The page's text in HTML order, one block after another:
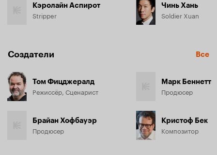
Кэролайн Аспирот
Stripper
Чинь Хань
Soldier Xuan
Создатели Все
Том Фицджералд
Режиссёр, Сценарист
Брайан Хофбауэр
Продюсер
Марк Беннетт
Продюсер
Кристоф Бек
Композитор